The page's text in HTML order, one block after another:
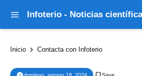
Inicio Contacta con Infoterio